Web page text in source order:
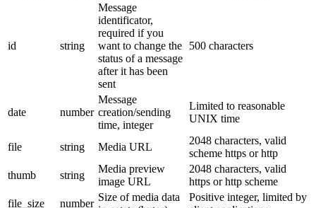
id string
Message
identificator,
required if you
want to change the
status of a message
after it has been
sent
500 characters
date number
Message
creation/sending
time, integer
Limited to reasonable
UNIX time
file string Media URL
2048 characters, valid
scheme https or http
thumb
string
Media preview
image URL
2048 characters, valid
https or http scheme
file_size
number
Size of media data
Positive integer, limited by